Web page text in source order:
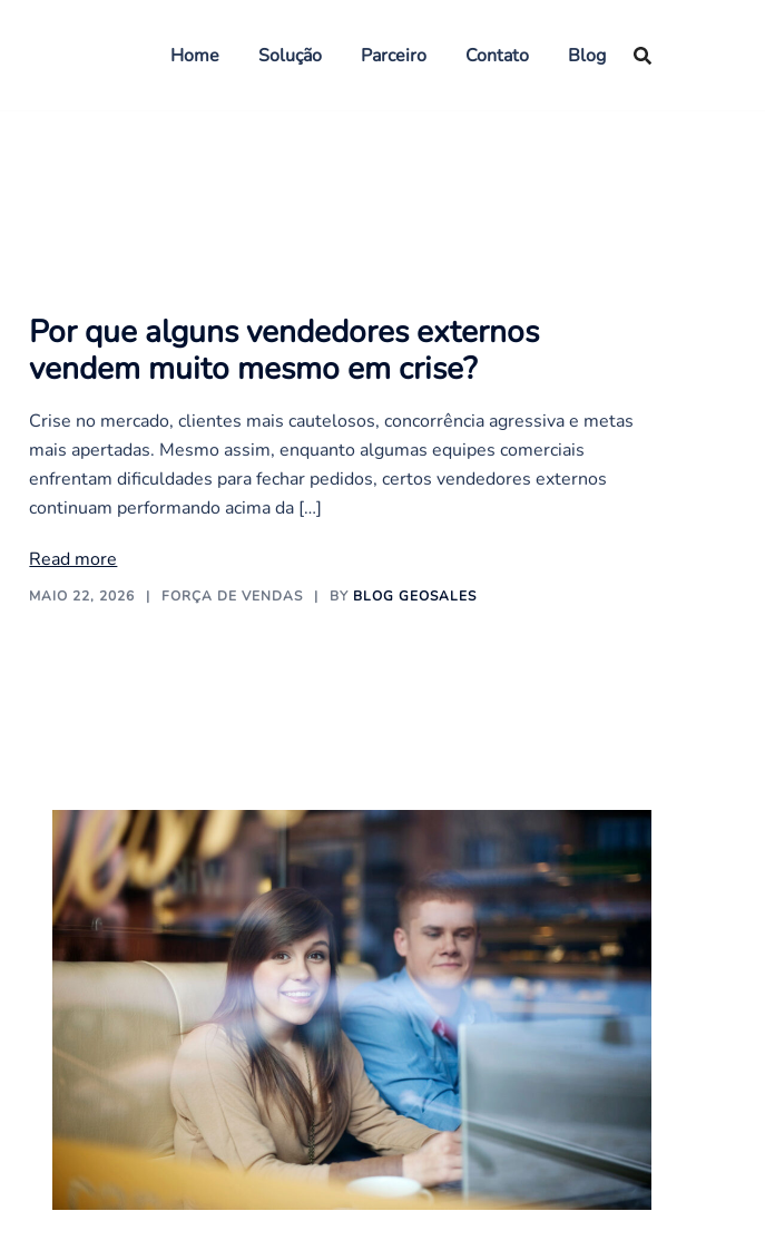
Home Solução Parceiro Contato Blog
Por que alguns vendedores externos
vendem muito mesmo em crise?
Crise no mercado, clientes mais cautelosos, concorrência agressiva e metas
mais apertadas. Mesmo assim, enquanto algumas equipes comerciais
enfrentam dificuldades para fechar pedidos, certos vendedores externos
continuam performando acima da […]
Read more
MAIO 22, 2026 FORÇA DE VENDAS BY BLOG GEOSALES